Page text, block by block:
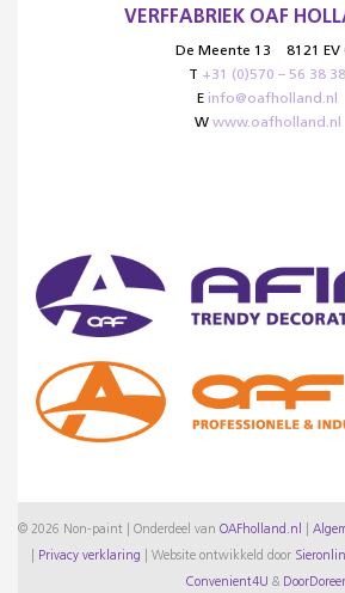
VERFFABRIEK OAF
De Meente 13
8121 EV
T +31 (0)570 – 56 38 38
E info@oafholland.nl
W www.oafholland.nl
© 2026 Non-paint | Onderdeel van OAFholland.nl
Privacy verklaring Website ontwikkeld door
Convenient4U &